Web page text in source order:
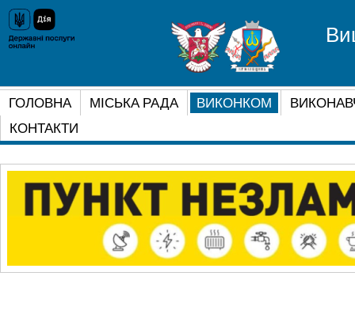
ГОЛОВНА МІСЬКА РАДА ВИКОНКОМ
КОНТАКТИ